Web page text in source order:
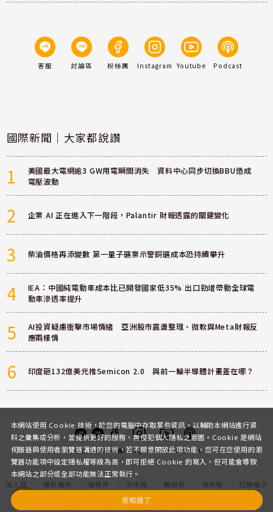
客服 討論區 粉絲團 Instagram Youtube Podcast
國際新聞｜大家都說讚
1
美國最大電網逾3 GW用電瞬間消失 資料中心同步切換BBU造成
電壓波動
2 企業 AI 正在進入下一階段，Palantir 財報透露的關鍵變化
3 柴油價格再添變數 第一量子礦業示警銅礦成本恐持續攀升
4
IEA：中國純電動車成本比已開發國家低35% 出口勁增帶動全球電
動車滲透率提升
5
AI投資疑慮衝擊市場情緒 亞洲股市震盪整理、微軟與Meta財報反
應兩樣情
6 印度砸132億美元推Semicon 2.0 與前一輪半導體計畫差在哪？
客服 討論區粉絲團InstagramYoutubePodcast
加入我
們
隱私權政
服務條
合作提
聯絡我
場地租
訂閱電子
本網站使用 Cookie 技術，於您的電腦中存取某些資訊，以輔助本網站進行資
料之彙集或分析，並提供更好的服務，無侵犯個人隱私之意圖。Cookie 是網站
伺服器與使用者瀏覽器溝通的技術，若不願意開放此項功能，您可在您使用的瀏
覽器功能項中設定隱私權等級為高，即可拒絕 Cookie 的寫入，但可能會導致
本網站之部分或全部功能無法正常執行。
我知道了